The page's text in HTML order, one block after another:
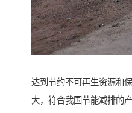
达到节约不可再生资源和
大，符合我国节能减排的产